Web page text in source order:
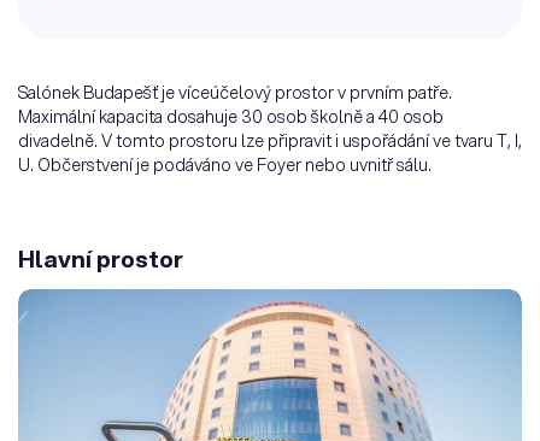
Salónek Budapešť je víceúčelový prostor v prvním patře.
Maximální kapacita dosahuje 30 osob školně a 40 osob
divadelně. V tomto prostoru lze připravit i uspořádání ve tvaru T, I,
U. Občerstvení je podáváno ve Foyer nebo uvnitř sálu.
Hlavní prostor